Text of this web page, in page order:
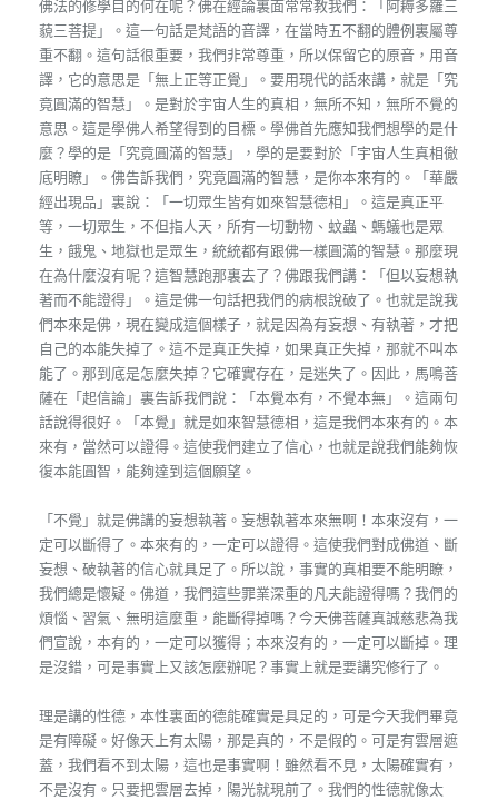
佛法的修學目的何在呢？佛在經論裏面常常教我們：「阿耨多羅三
藐三菩提」。這一句話是梵語的音譯，在當時五不翻的體例裏屬尊
重不翻。這句話很重要，我們非常尊重，所以保留它的原音，用音
譯，它的意思是「無上正等正覺」。要用現代的話來講，就是「究
竟圓滿的智慧」。是對於宇宙人生的真相，無所不知，無所不覺的
意思。這是學佛人希望得到的目標。學佛首先應知我們想學的是什
麼？學的是「究竟圓滿的智慧」，學的是要對於「宇宙人生真相徹
底明瞭」。佛告訴我們，究竟圓滿的智慧，是你本來有的。「華嚴
經出現品」裏說：「一切眾生皆有如來智慧德相」。這是真正平
等，一切眾生，不但指人天，所有一切動物、蚊蟲、螞蟻也是眾
生，餓鬼、地獄也是眾生，統統都有跟佛一樣圓滿的智慧。那麼現
在為什麼沒有呢？這智慧跑那裏去了？佛跟我們講：「但以妄想執
著而不能證得」。這是佛一句話把我們的病根說破了。也就是說我
們本來是佛，現在變成這個樣子，就是因為有妄想、有執著，才把
自己的本能失掉了。這不是真正失掉，如果真正失掉，那就不叫本
能了。那到底是怎麼失掉？它確實存在，是迷失了。因此，馬鳴菩
薩在「起信論」裏告訴我們說：「本覺本有，不覺本無」。這兩句
話說得很好。「本覺」就是如來智慧德相，這是我們本來有的。本
來有，當然可以證得。這使我們建立了信心，也就是說我們能夠恢
復本能圓智，能夠達到這個願望。
「不覺」就是佛講的妄想執著。妄想執著本來無啊！本來沒有，一
定可以斷得了。本來有的，一定可以證得。這使我們對成佛道、斷
妄想、破執著的信心就具足了。所以說，事實的真相要不能明瞭，
我們總是懷疑。佛道，我們這些罪業深重的凡夫能證得嗎？我們的
煩惱、習氣、無明這麼重，能斷得掉嗎？今天佛菩薩真誠慈悲為我
們宣說，本有的，一定可以獲得；本來沒有的，一定可以斷掉。理
是沒錯，可是事實上又該怎麼辦呢？事實上就是要講究修行了。
理是講的性德，本性裏面的德能確實是具足的，可是今天我們畢竟
是有障礙。好像天上有太陽，那是真的，不是假的。可是有雲層遮
蓋，我們看不到太陽，這也是事實啊！雖然看不見，太陽確實有，
不是沒有。只要把雲層去掉，陽光就現前了。我們的性德就像太